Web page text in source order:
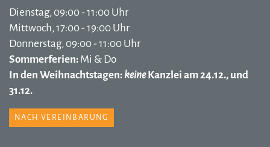
Dienstag, 09:00 - 11:00 Uhr
Mittwoch, 17:00 - 19:00 Uhr
Donnerstag, 09:00 - 11:00 Uhr
Sommerferien: Mi & Do
In den Weihnachtstagen: keineKanzlei am 24.12., und
31.12.
NACH VEREINBARUNG